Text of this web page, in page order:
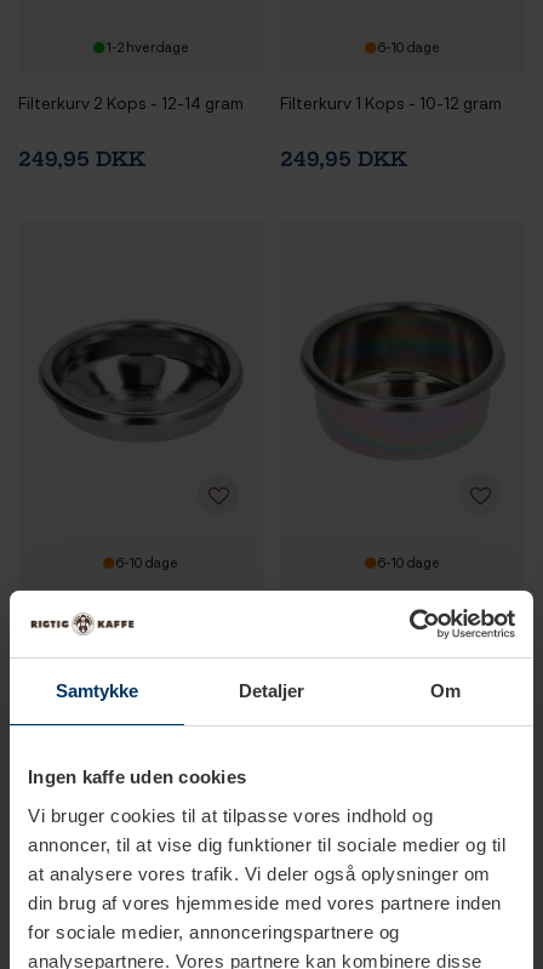
Samtykke Detaljer Om
Ingen kaffe uden cookies
Vi bruger cookies til at tilpasse vores indhold og
annoncer, til at vise dig funktioner til sociale medier og til
at analysere vores trafik. Vi deler også oplysninger om
din brug af vores hjemmeside med vores partnere inden
for sociale medier, annonceringspartnere og
analysepartnere. Vores partnere kan kombinere disse
1-2 hverdage
Filterkurv 2 Kops - 12-14 gram
249,95 DKK
6-10 dage
Filterkurv 1 Kops - 10-12 gram
249,95 DKK
6-10 dage
Filterkurv 1 Kops - 8-10 gram
6-10 dage
Filterkurv Nanotech 2 Kops - 22